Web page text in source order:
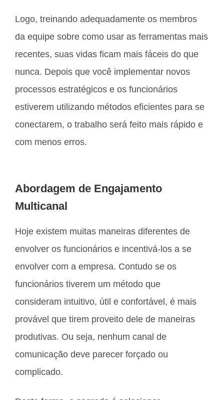
Logo, treinando adequadamente os membros
da equipe sobre como usar as ferramentas mais
recentes, suas vidas ficam mais fáceis do que
nunca. Depois que você implementar novos
processos estratégicos e os funcionários
estiverem utilizando métodos eficientes para se
conectarem, o trabalho será feito mais rápido e
com menos erros.
Abordagem de Engajamento
Multicanal
Hoje existem muitas maneiras diferentes de
envolver os funcionários e incentivá-los a se
envolver com a empresa. Contudo se os
funcionários tiverem um método que
consideram intuitivo, útil e confortável, é mais
provável que tirem proveito dele de maneiras
produtivas. Ou seja, nenhum canal de
comunicação deve parecer forçado ou
complicado.